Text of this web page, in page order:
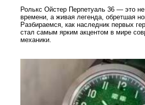
Ролькс Ойстер Перпетуаль 36 — это не
времени, а живая легенда, обретшая
Разбираемся, как наследник первых
стал самым ярким акцентом в мире
механики.